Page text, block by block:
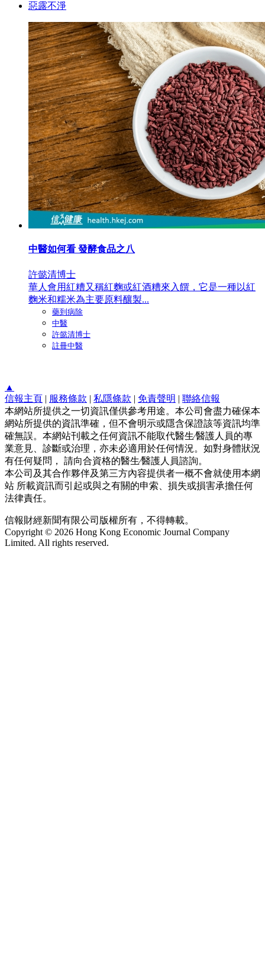
惡露不淨
中醫如何看 發酵食品之八
許懿清博士
華人會用紅糟又稱紅麴或紅酒糟來入饌，它是一種以紅
麴米和糯米為主要原料釀製...
藥到病除
中醫
許懿清博士
註冊中醫
▲
信報主頁 | 服務條款 | 私隱條款 | 免責聲明 | 聯絡信報
本網站所提供之一切資訊僅供參考用途。本公司會盡力確保本
網站所提供的資訊準確，但不會明示或隱含保證該等資訊均準
確無誤。本網站刊載之任何資訊不能取代醫生∕醫護人員的專
業意見、診斷或治理，亦未必適用於任何情況。如對身體狀況
有任何疑問， 請向合資格的醫生∕醫護人員諮詢。
本公司及其合作夥伴及第三方內容提供者一概不會就使用本網
站 所載資訊而引起或與之有關的申索、損失或損害承擔任何
法律責任。
信報財經新聞有限公司版權所有，不得轉載。
Copyright © 2026 Hong Kong Economic Journal Company
Limited. All rights reserved.